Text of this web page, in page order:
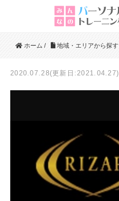
ホーム / 地域・エリアから探す
2020.07.28(更新日:2021.04.27)